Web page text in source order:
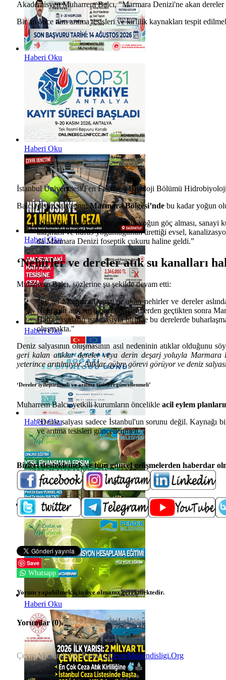
Haberi Oku
Haberi Oku
Haberi Oku
Haberi Oku
Haberi Oku
Haberi Oku
Haberi Oku
Akademisyen Muharrem Balcı, "Marmara Denizi'ne akan dereler
Bir an önce tüm arıtma tesisleri ve kirlilik kaynakları tespit
İstanbul Üniversitesi Fen Fakültesi Biyoloji Bölümü
Balcı, deniz salyasınınMarmara Bölgesi’ndebu kadar yoğun
“Öncelikle Marmara bölgesinin yoğun göç alması, sanayi
ulaşması ve nüfus yoğunluğunun ürettiği evsel,
da Marmara Denizi foseptik çukuru haline geldi.”
‘Nehirler ve dereler atık su kanalları
Muharrem Balcı, sözlerine şu şekilde devam etti:
"Şu an Marmara Denizi'ne akan nehirler ve dereler
Nehri'nin atık suyu bazı ön işlemlerden geçtikten sonra
Hatta havaların ısınmasıyla birlikte bu derelerde
oluşmakta."
Deniz salyasının oluşmasının asıl nedeninin atıklar olduğunu
geri kalan atıklar dereler veya derin deşarj yoluyla Marmara
yeterince arıtılmıyor. Atıklar gübre görevi görüyor ve deniz
‘Dereler iyileştirilmeli ve arıtma tesisleri güncellenmeli’
Muharrem Balcı, yetkili kurumların öncelikle acil eylem
"Deniz salyası sadece İstanbul'un sorunu değil. Kaynağı
ve arıtma tesisleri güncellenmeli."
Bizleri desteklemek ve tüm güncel gelişmelerden haberdar
Save
Whatsapp
Yorum yapabilmek için üye olmanız gerekmektedir.
Yorumlar (0)
Çevre Mühendisliği Portalı| CevreMuhendisligi.Org